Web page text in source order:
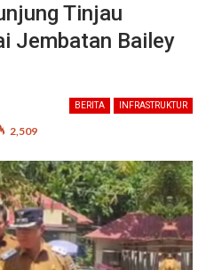
Tinjau
Jembatan Bailey
BERITA INFRASTRUKTUR
2,509